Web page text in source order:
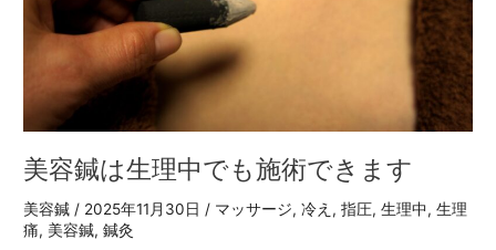
美容鍼は生理中でも施術できます
美容鍼 / 2025年11月30日 / マッサージ,冷え ,指圧,生理中,生理
痛, 美容鍼,鍼灸
で
も
で
き
ま
す